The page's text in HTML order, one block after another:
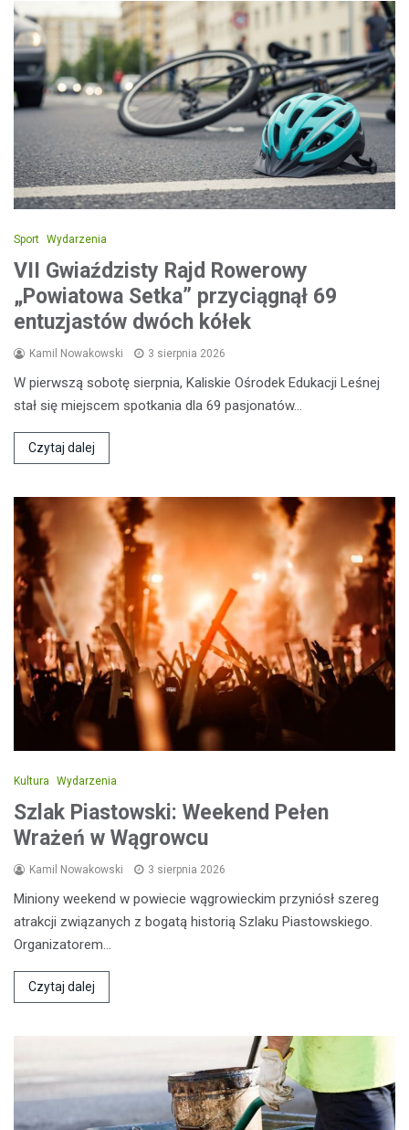
Sport Wydarzenia
VII Gwiaździsty Rajd Rowerowy
„Powiatowa Setka” przyciągnął 69
entuzjastów dwóch kółek
Kamil Nowakowski 3 sierpnia 2026
W pierwszą sobotę sierpnia, Kaliskie Ośrodek Edukacji Leśnej
stał się miejscem spotkania dla 69 pasjonatów…
Czytaj dalej
Kultura Wydarzenia
Szlak Piastowski: Weekend Pełen
Wrażeń w Wągrowcu
Kamil Nowakowski 3 sierpnia 2026
Miniony weekend w powiecie wągrowieckim przyniósł szereg
atrakcji związanych z bogatą historią Szlaku Piastowskiego.
Organizatorem…
Czytaj dalej